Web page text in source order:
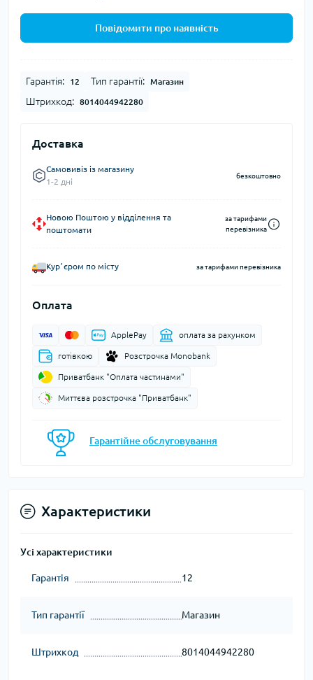
Повідомити про наявність
Гарантія: 12 Тип гарантії: Магазин
Штрихкод: 8014044942280
Доставка
Самовивіз із магазину
1-2 дні
безкоштовно
Новою Поштою у відділення та
поштомати
за тарифами
перевізника
Курʼєром по місту за тарифами перевізника
Оплата
ApplePay оплата за рахунком
готівкою Розстрочка Monobank
Приватбанк "Оплата частинами"
Миттєва розстрочка "Приватбанк"
Гарантійне обслуговування
Характеристики
Усі характеристики
Гарантія 12
Тип гарантії Магазин
Штрихкод 8014044942280